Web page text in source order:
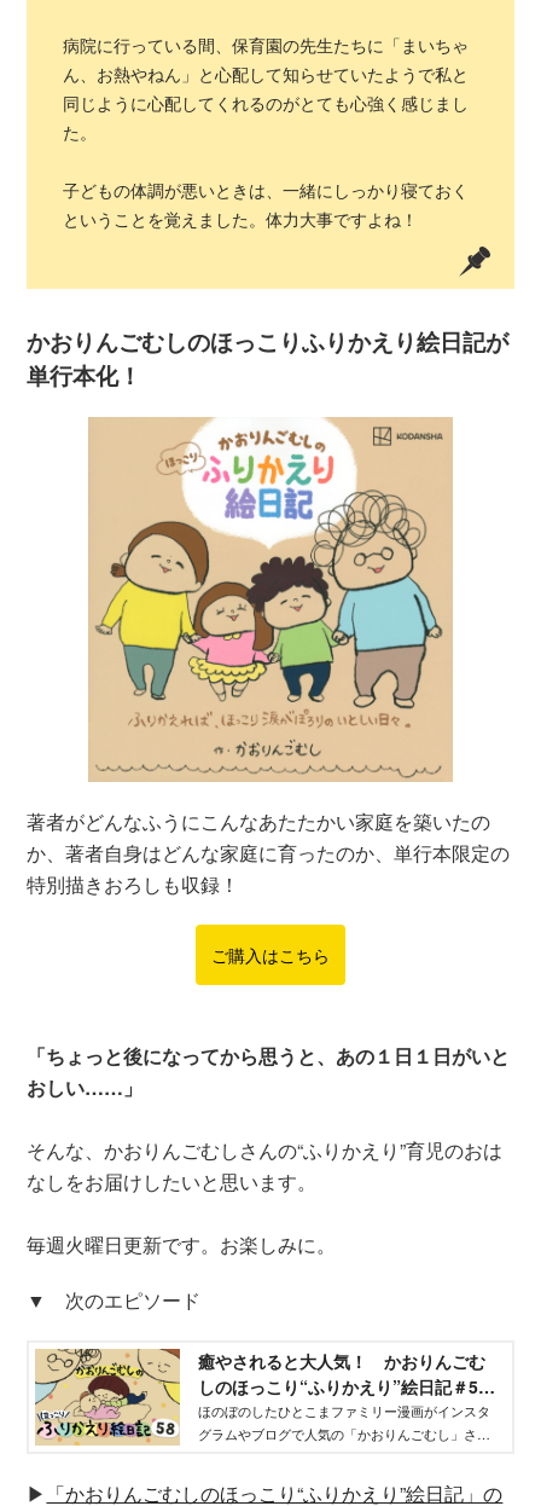
病院に行っている間、保育園の先生たちに「まいちゃ
ん、お熱やねん」と心配して知らせていたようで私と
同じように心配してくれるのがとても心強く感じまし
た。
子どもの体調が悪いときは、一緒にしっかり寝ておく
ということを覚えました。体力大事ですよね！
かおりんごむしのほっこりふりかえり絵日記が
単行本化！
著者がどんなふうにこんなあたたかい家庭を築いたの
か、著者自身はどんな家庭に育ったのか、単行本限定の
特別描きおろしも収録！
ご購入はこちら
「ちょっと後になってから思うと、あの１日１日がいと
おしい……」
そんな、かおりんごむしさんの“ふりかえり”育児のおは
なしをお届けしたいと思います。
毎週火曜日更新です。お楽しみに。
▼ 次のエピソード
癒やされると大人気！ かおりんごむ
しのほっこり“ふりかえり”絵日記＃58 -
げんき
ほのぼのしたひとこまファミリー漫画がインスタ
グラムやブログで人気の「かおりんごむし」さん
▶ 「かおりんごむしのほっこり“ふりかえり”絵日記」の